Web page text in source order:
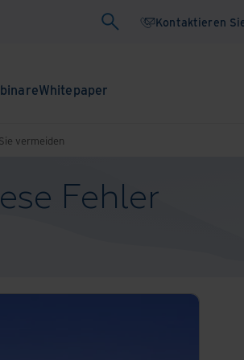
Kontaktieren
Whitepaper
vermeiden
Fehler